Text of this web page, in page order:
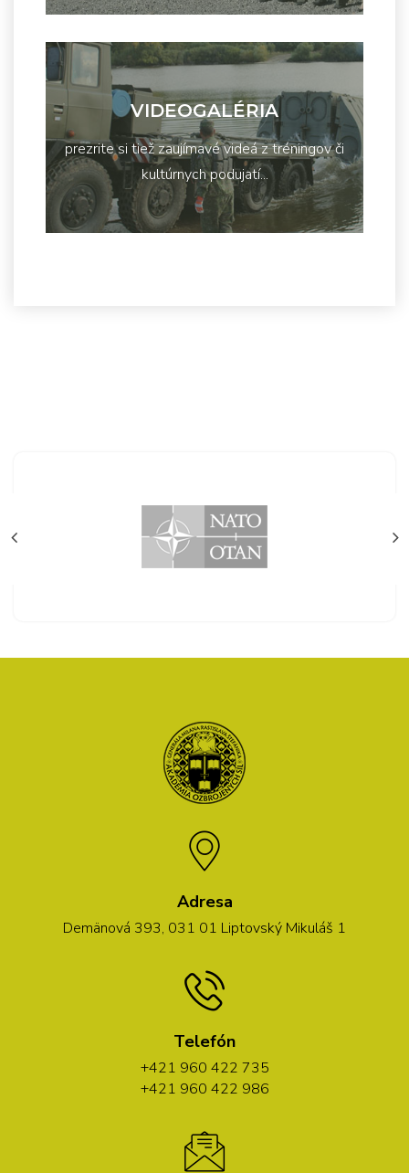
VIDEOGALÉRIA
prezrite si tiež zaujímavé videá z tréningov či
kultúrnych podujatí...
Adresa
Demänová 393, 031 01 Liptovský Mikuláš 1
Telefón
+421 960 422 735
+421 960 422 986